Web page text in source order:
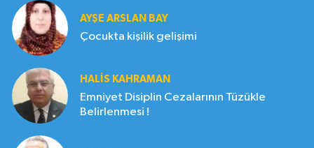
AYŞE ARSLAN BAY
Çocukta kişilik gelişimi
HALIS KAHRAMAN
Emniyet Disiplin Cezalarının Tüzükle
Belirlenmesi !